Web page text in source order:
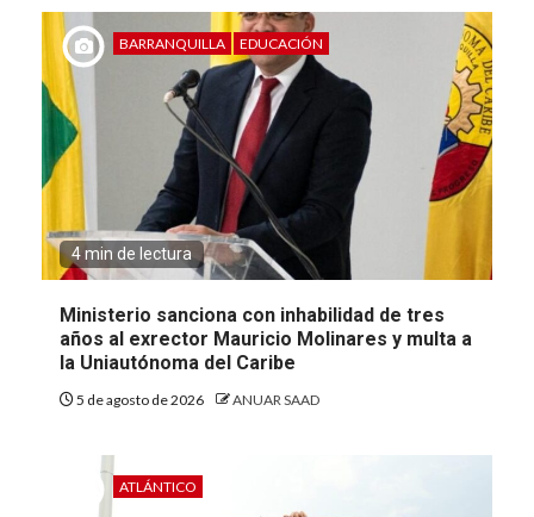
BARRANQUILLA EDUCACIÓN
4 min de lectura
Ministerio sanciona con inhabilidad de tres
años al exrector Mauricio Molinares y multa a
la Uniautónoma del Caribe
5 de agosto de 2026 ANUAR SAAD
ATLÁNTICO